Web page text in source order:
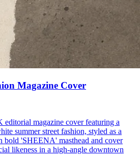
Magazine Cover
magazine cover featuring a
summer street fashion, styled as a
bold 'SHEENA' masthead and cover
likeness in a high-angle downtown